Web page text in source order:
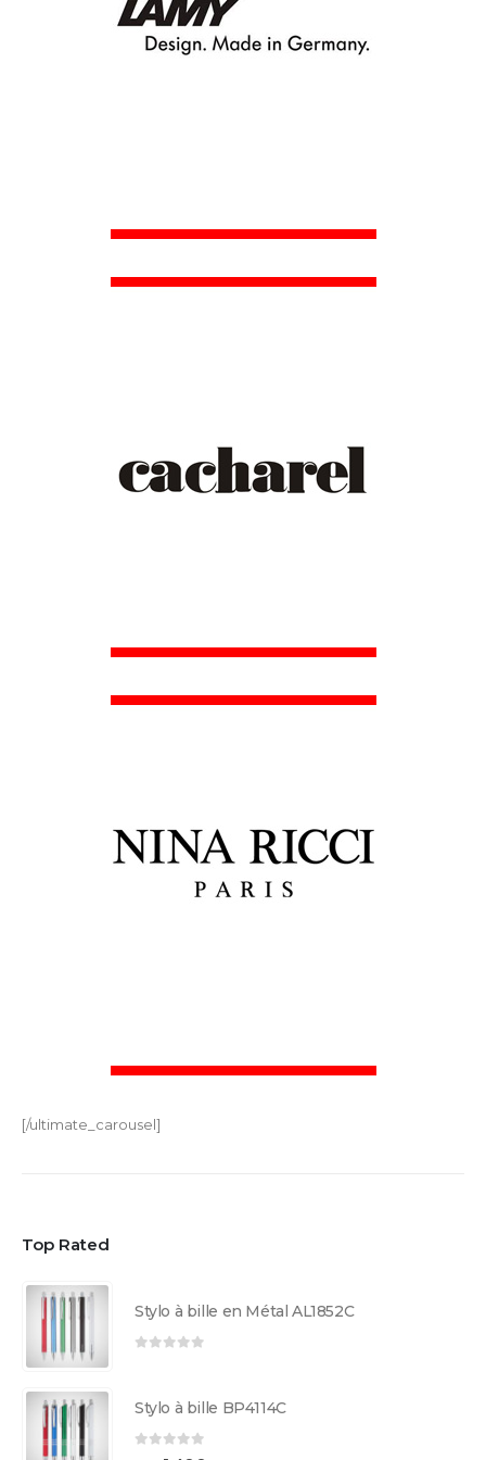
[/ultimate_carousel]
Top Rated
Stylo à bille en Métal AL1852C
Stylo à bille BP4114C